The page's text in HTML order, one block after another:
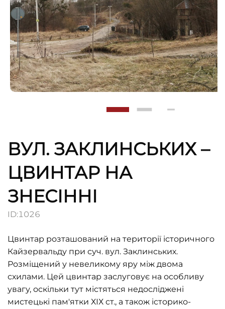
ВУЛ. ЗАКЛИНСЬКИХ –
ЦВИНТАР НА
ЗНЕСІННІ
ID:1026
Цвинтар розташований на території історичного
Кайзервальду при суч. вул. Заклинських.
Розміщений у невеликому яру між двома
схилами. Цей цвинтар заслуговує на особливу
увагу, оскільки тут містяться недосліджені
мистецькі пам'ятки ХІХ ст., а також історико-